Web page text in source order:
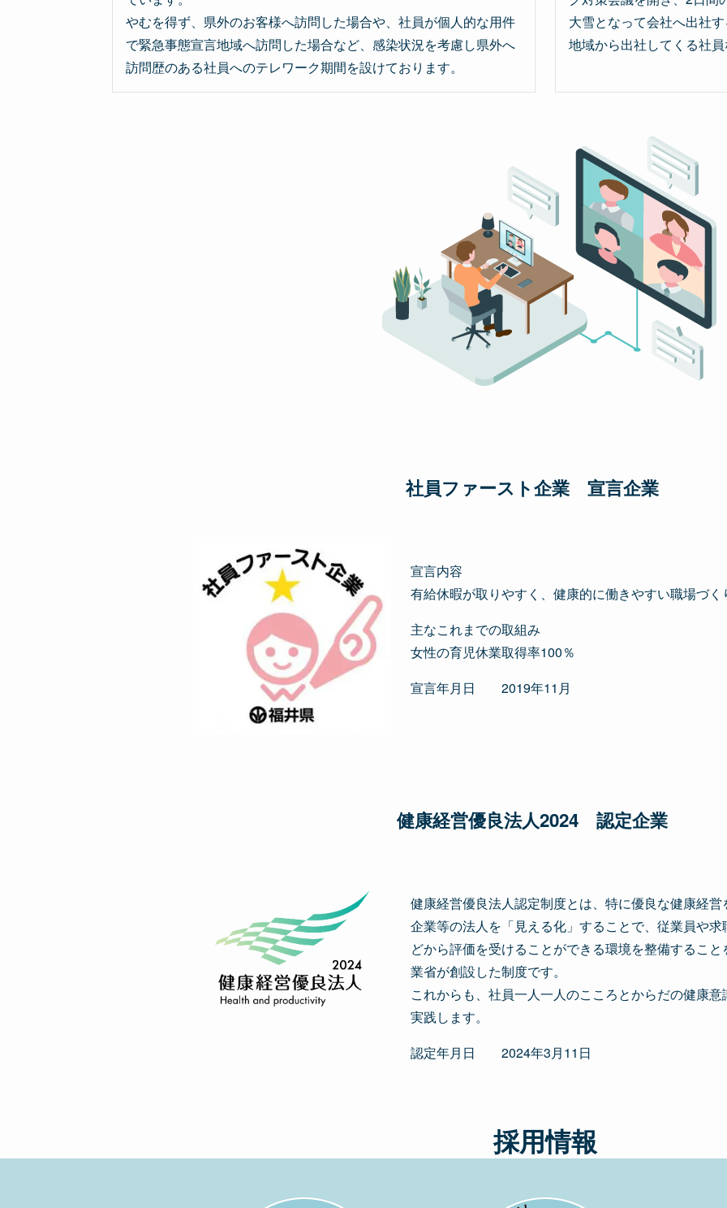
やむを得ず、県外のお客様へ訪問した場合や、社員が個人的な用件
で緊急事態宣言地域へ訪問した場合など、感染状況を考慮し県外へ
訪問歴のある社員へのテレワーク期間を設けております。
大雪となって会社へ出社
地域から出社してくる社
社員ファースト企業 宣言企業
宣言内容
有給休暇が取りやすく、健康的に働きやすい職場づく
主なこれまでの取組み
女性の育児休業取得率100％
宣言年月日 2019年11月
健康経営優良法人2024 認定企業
健康経営優良法人認定制度とは、特に優良な健康経
企業等の法人を「見える化」することで、従業員や
どから評価を受けることができる環境を整備するこ
業省が創設した制度です。
これからも、社員一人一人のこころとからだの健康
実践します。
認定年月日 2024年3月11日
採用情報